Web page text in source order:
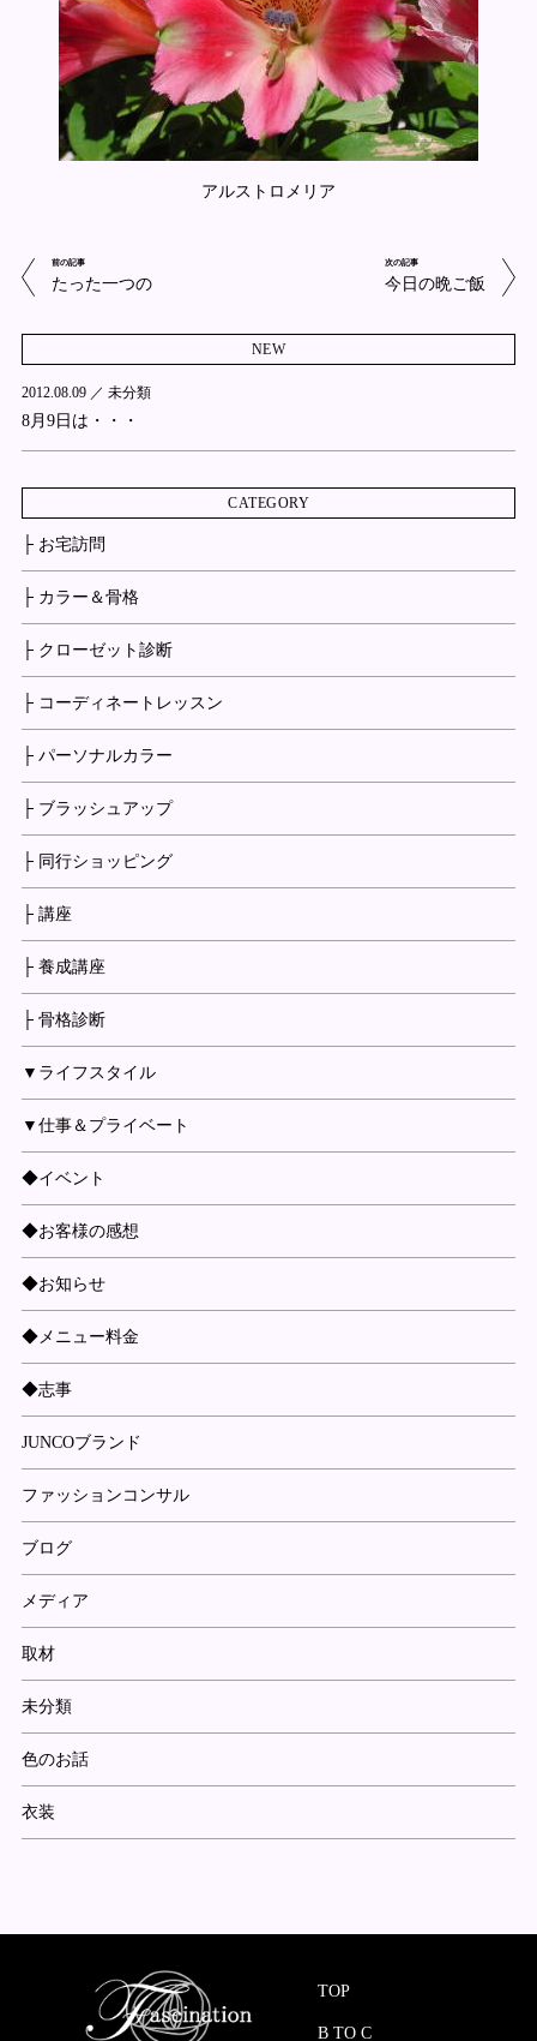
アルストロメリア
前の記事
たった一つの
次の記事
今日の晩ご飯
NEW
2012.08.09 ／ 未分類
8月9日は・・・
CATEGORY
├ お宅訪問
├ カラー＆骨格
├ クローゼット診断
├ コーディネートレッスン
├ パーソナルカラー
├ ブラッシュアップ
├ 同行ショッピング
├ 講座
├ 養成講座
├ 骨格診断
▼ライフスタイル
▼仕事＆プライベート
◆イベント
◆お客様の感想
◆お知らせ
◆メニュー料金
◆志事
JUNCOブランド
ファッションコンサル
ブログ
メディア
取材
未分類
色のお話
衣装
TOP
B TO C